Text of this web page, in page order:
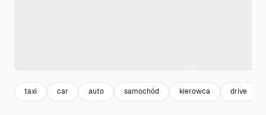
taxi car auto samochód kierowca drive